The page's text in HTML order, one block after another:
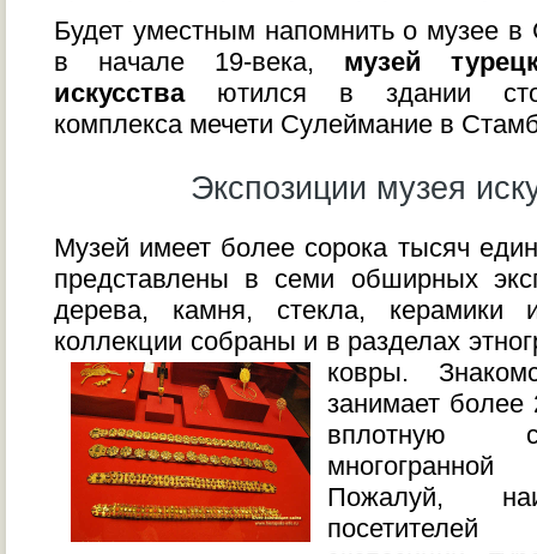
Будет уместным напомнить о музее в
в начале 19-века, музей
искусстваютился в здании
комплекса мечети Сулеймание в
Экспозиции музея
Музей имеет более сорока тысяч
представлены в семи обширных
дерева, камня, стекла, керамики
коллекции собраны и в разделах
ковры.
занимает более
вплотную
Пожалуй,